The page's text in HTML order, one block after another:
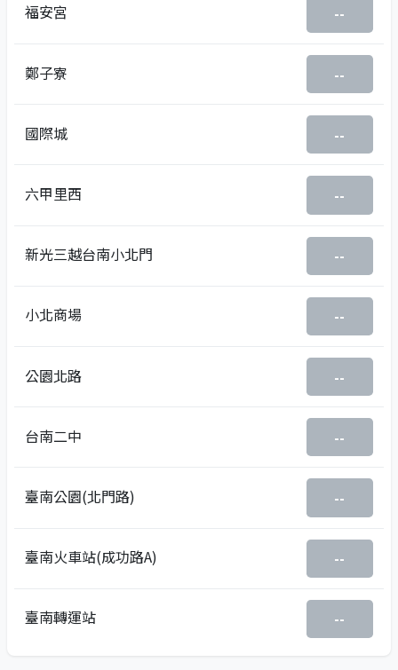
福安宮 --
鄭子寮 --
國際城 --
六甲里西 --
新光三越台南小北門 --
小北商場 --
公園北路 --
台南二中 --
臺南公園(北門路) --
臺南火車站(成功路A) --
臺南轉運站 --